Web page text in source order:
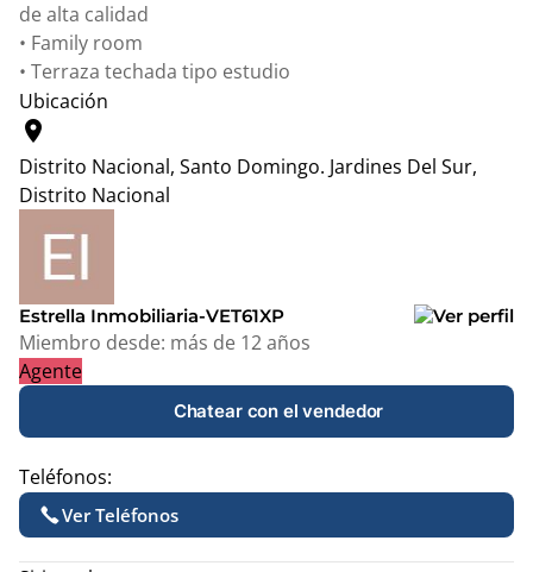
de alta calidad
• Family room
• Terraza techada tipo estudio
Ubicación
location_on
Distrito Nacional, Santo Domingo. Jardines Del Sur,
Distrito Nacional
+
−
Estrella Inmobiliaria-VET61XP
Miembro desde: más de 12 años
Agente
Chatear con el vendedor
Teléfonos:
Ver Teléfonos